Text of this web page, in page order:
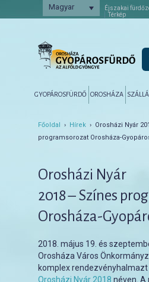
Magyar Éjszakai
Térkép
Tovább az
Tovább a
GYOPÁROSFÜRDŐ OROSHÁZA
Főoldal › Hírek › Orosházi Nyár
programsorozat Orosháza-
Orosházi Nyár
2018 – Színes
Orosháza-
2018. május 19. és
Orosháza Város
komplex
Orosházi Nyár 2018 néven. A